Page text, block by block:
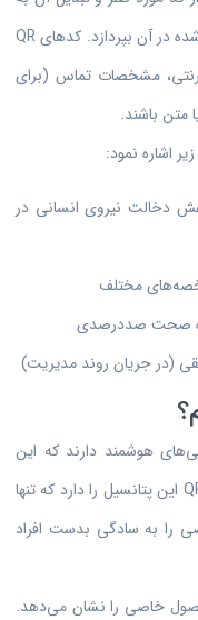
اطلاعات معنی‌دار، به تحلیل محتوای رمزنگاری شده در آن بپردازد. کدهای QR
مشخصات تماس (برای
متن باشند.
اشاره نمود:
دخالت نیروى انسانى در
مختلف
صحت صددرصدی
(در جریان روند مدیریت)
هوشمند دارند که این
تعداد به صورت روزانه در حال رشد است، کد QR این پتانسیل را دارد که تنها
را به سادگی بدست افراد
خاصی را نشان مى‌دهد.